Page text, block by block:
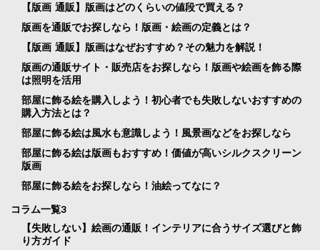
【版画 通販】版画はどのくらいの値段で買える？
版画を通販でお探しなら！版画・絵画の定義とは？
【版画 通販】版画はなぜおすすめ？その魅力を解説！
版画の通販サイト・販売店をお探しなら！版画や絵画を飾る際
は照明を活用
部屋に飾る絵を購入しよう！初心者でも失敗しないおすすめの
購入方法とは？
部屋に飾る絵は風水も意識しよう！風景画などをお探しなら
部屋に飾る絵は版画もおすすめ！価値が高いシルクスクリーン
版画
部屋に飾る絵をお探しなら！油絵ってなに？
コラム一覧3
【失敗しない】絵画の通販！インテリアに合うサイズ選びと飾
り方ガイド